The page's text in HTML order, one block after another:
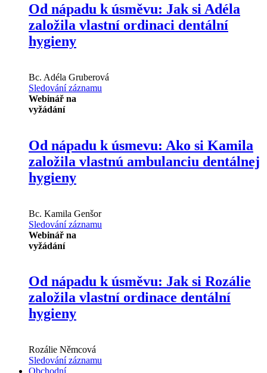
Od nápadu k úsměvu: Jak si Adéla
založila vlastní ordinaci dentální
hygieny
Bc. Adéla Gruberová
Sledování záznamu
Webinář na
vyžádání
Od nápadu k úsmevu: Ako si Kamila
založila vlastnú ambulanciu dentálnej
hygieny
Bc. Kamila Genšor
Sledování záznamu
Webinář na
vyžádání
Od nápadu k úsměvu: Jak si Rozálie
založila vlastní ordinace dentální
hygieny
Rozálie Němcová
Sledování záznamu